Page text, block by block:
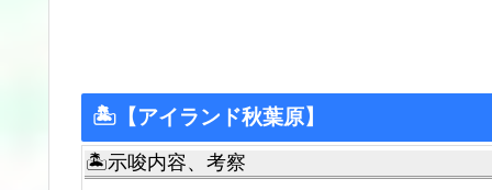
🏝【アイランド秋葉原】
🏝示唆内容、考察